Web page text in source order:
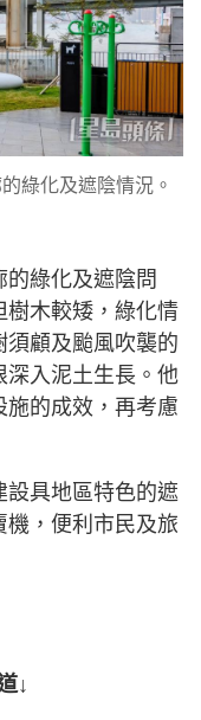
綠化及遮陰情況。
綠化及遮陰問
樹木較矮，綠化情
須顧及颱風吹襲的
深入泥土生長。他
施的成效，再考慮
具地區特色的遮
機，便利市民及旅
↓